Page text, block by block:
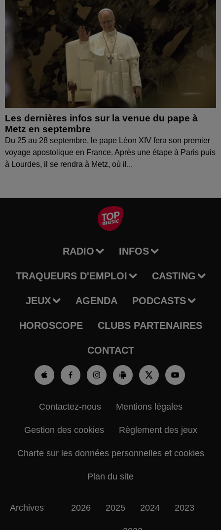
Les dernières infos sur la venue du pape à
Metz en septembre
Du 25 au 28 septembre, le pape Léon XIV fera son premier
voyage apostolique en France. Après une étape à Paris puis
à Lourdes, il se rendra à Metz, où il...
RADIO INFOS
TRAQUEURS D'EMPLOI CASTING
JEUX AGENDA PODCASTS
HOROSCOPE CLUBS PARTENAIRES
CONTACT
Contactez-nous Mentions légales
Gestion des cookies Règlement des jeux
Charte sur les données personnelles et cookies
Plan du site
Archives 2026 2025 2024 2023